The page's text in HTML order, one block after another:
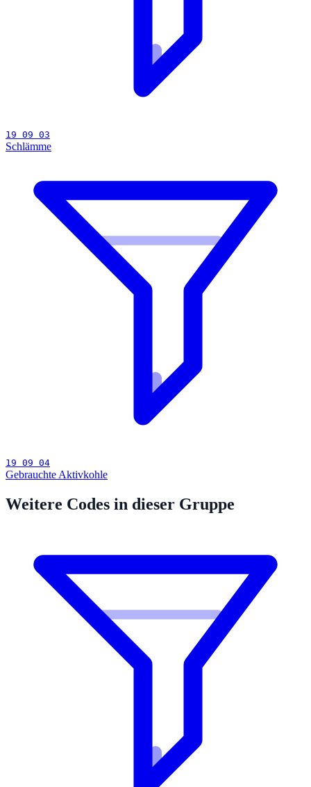
19 09 03
Schlämme
19 09 04
Gebrauchte Aktivkohle
Weitere Codes in dieser Gruppe